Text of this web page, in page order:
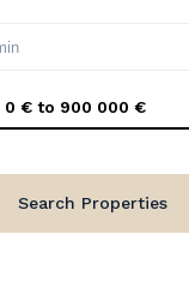
0 € to 900 000 €